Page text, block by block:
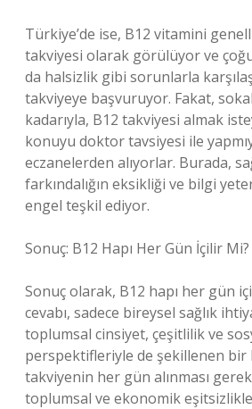
Türkiye’de ise, B12 vitamini
takviyesi olarak görülüyor ve
da halsizlik gibi sorunlarla
takviyeye başvuruyor. Fakat,
kadarıyla, B12 takviyesi almak
konuyu doktor tavsiyesi ile
eczanelerden alıyorlar. Burada,
farkındalığın eksikliği ve bilgi
engel teşkil ediyor.
Sonuç: B12 Hapı Her Gün İçilir Mi?
Sonuç olarak, B12 hapı her gün
cevabı, sadece bireysel sağlık
toplumsal cinsiyet, çeşitlilik ve
perspektifleriyle de şekillenen bir
takviyenin her gün alınması
toplumsal ve ekonomik